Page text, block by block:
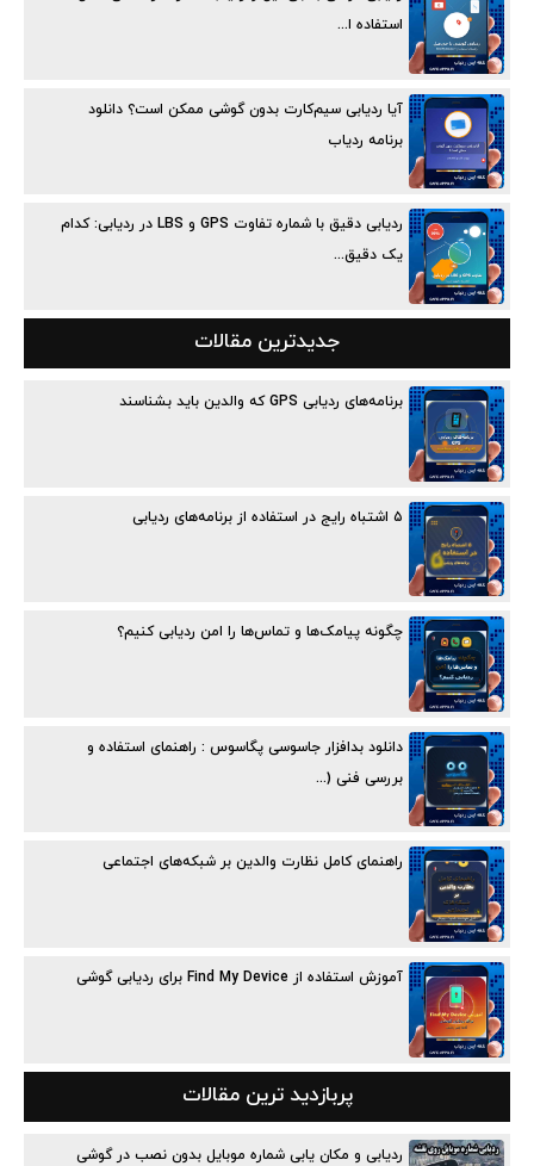
استفاده ا...
آیا ردیابی سیم‌کارت بدون گوشی ممکن است؟ دانلود
برنامه ردیاب
ردیابی دقیق با شماره تفاوت GPS و LBS در ردیابی: کدام
یک دقیق...
جدیدترین مقالات
برنامه‌های ردیابی GPS که والدین باید بشناسند
۵ اشتباه رایج در استفاده از برنامه‌های ردیابی
چگونه پیامک‌ها و تماس‌ها را امن ردیابی کنیم؟
دانلود بدافزار جاسوسی پگاسوس : راهنمای استفاده و
بررسی فنی (...
راهنمای کامل نظارت والدین بر شبکه‌های اجتماعی
آموزش استفاده از Find My Device برای ردیابی گوشی
پربازدید ترین مقالات
ردیابی و مکان یابی شماره موبایل بدون نصب در گوشی